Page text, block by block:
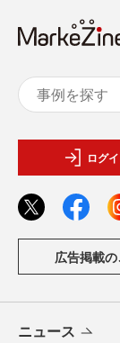
ログ
広告掲載
ニュース